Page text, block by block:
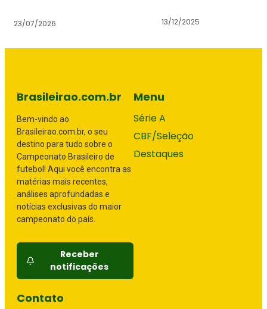
23/07/2026 13/12/2025
Brasileirao.com.br
Bem-vindo ao
Brasileirao.com.br, o seu
destino para tudo sobre o
Campeonato Brasileiro de
futebol! Aqui você encontra as
matérias mais recentes,
análises aprofundadas e
notícias exclusivas do maior
campeonato do país.
Receber
notificações
Menu
Série A
CBF/Seleção
Destaques
Contato